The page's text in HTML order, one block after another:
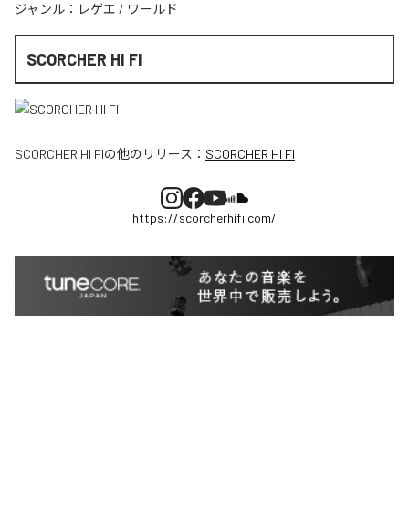
ジャンル： レゲエ / ワールド
SCORCHER HI FI
SCORCHER HI FIの他のリリース： SCORCHER HI FI
https://scorcherhifi.com/